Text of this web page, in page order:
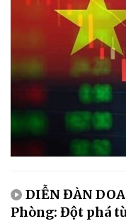
DIỄN ĐÀN
Phòng: Đột phá